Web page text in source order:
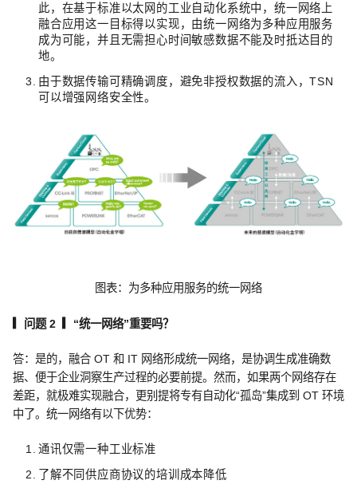
此，在基于标准以太网的工业自动化系统中，统一网络上
融合应用这一目标得以实现，由统一网络为多种应用服务
成为可能，并且无需担心时间敏感数据不能及时抵达目的
地。
由于数据传输可精确调度，避免非授权数据的流入，TSN
可以增强网络安全性。
图表：为多种应用服务的统一网络
▎问题 2 ▎“统一网络”重要吗？
答：是的，融合 OT 和 IT 网络形成统一网络，是协调生成准确数
据、便于企业洞察生产过程的必要前提。然而，如果两个网络存在
差距，就极难实现融合，更别提将专有自动化“孤岛”集成到 OT 环境
中了。统一网络有以下优势：
通讯仅需一种工业标准
了解不同供应商协议的培训成本降低